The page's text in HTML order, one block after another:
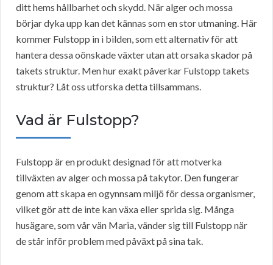
ditt hems hållbarhet och skydd. När alger och mossa
börjar dyka upp kan det kännas som en stor utmaning. Här
kommer Fulstopp in i bilden, som ett alternativ för att
hantera dessa oönskade växter utan att orsaka skador på
takets struktur. Men hur exakt påverkar Fulstopp takets
struktur? Låt oss utforska detta tillsammans.
Vad är Fulstopp?
Fulstopp är en produkt designad för att motverka
tillväxten av alger och mossa på takytor. Den fungerar
genom att skapa en ogynnsam miljö för dessa organismer,
vilket gör att de inte kan växa eller sprida sig. Många
husägare, som vår vän Maria, vänder sig till Fulstopp när
de står inför problem med påväxt på sina tak.